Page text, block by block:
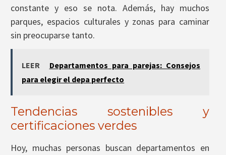
constante y eso se nota. Además, hay muchos
parques, espacios culturales y zonas para caminar
sin preocuparse tanto.
LEER
Departamentos para parejas: Consejos
para elegir el depa perfecto
Tendencias sostenibles y
certificaciones verdes
Hoy, muchas personas buscan departamentos en